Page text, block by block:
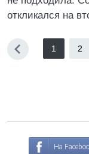
откликался на
1 2
На